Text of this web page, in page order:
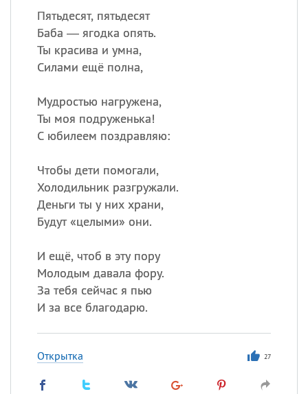
Пятьдесят, пятьдесят
Баба — ягодка опять.
Ты красива и умна,
Силами ещё полна,
Мудростью нагружена,
Ты моя подруженька!
С юбилеем поздравляю:
Чтобы дети помогали,
Холодильник разгружали.
Деньги ты у них храни,
Будут «целыми» они.
И ещё, чтоб в эту пору
Молодым давала фору.
За тебя сейчас я пью
И за все благодарю.
Открытка 27